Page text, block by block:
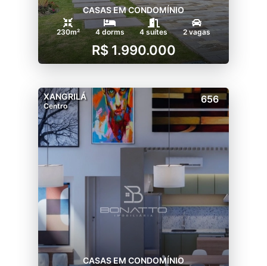
CASAS EM CONDOMÍNIO
230m² 4 dorms 4 suítes 2 vagas
R$ 1.990.000
XANGRILÁ
Centro
656
CASAS EM CONDOMÍNIO